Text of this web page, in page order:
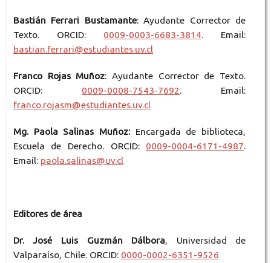
Bastián Ferrari Bustamante: Ayudante Corrector de
Texto. ORCID: 0009-0003-6683-3814. Email:
bastian.ferrari@estudiantes.uv.cl
Franco Rojas Muñoz: Ayudante Corrector de Texto.
ORCID: 0009-0008-7543-7692. Email:
franco.rojasm@estudiantes.uv.cl
Mg. Paola Salinas Muñoz: Encargada de biblioteca,
Escuela de Derecho. ORCID: 0009-0004-6171-4987.
Email: paola.salinas@uv.cl
Editores de área
Dr. José Luis Guzmán Dálbora, Universidad de
Valparaíso, Chile. ORCID: 0000-0002-6351-9526